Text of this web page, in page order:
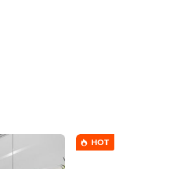
ห่งทั่วโลก
HOT